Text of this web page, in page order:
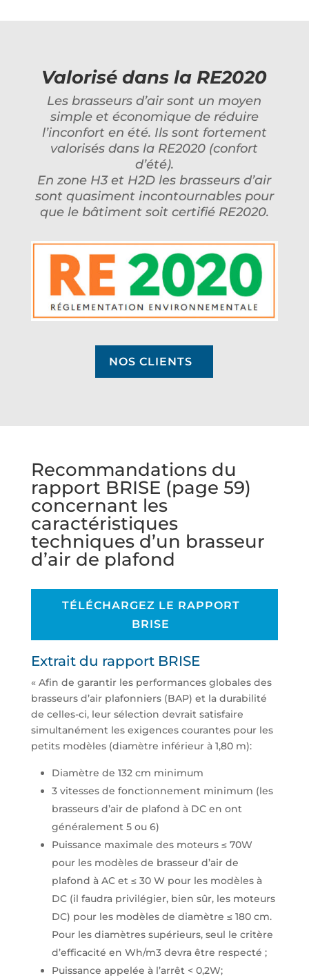
Valorisé dans la RE2020
Les brasseurs d’air sont un moyen
simple et économique de réduire
l’inconfort en été. Ils sont fortement
valorisés dans la RE2020 (confort
d’été).
En zone H3 et H2D les brasseurs d’air
sont quasiment incontournables pour
que le bâtiment soit certifié RE2020.
NOS CLIENTS
Recommandations du
rapport BRISE (page 59)
concernant les
caractéristiques
techniques d’un brasseur
d’air de plafond
TÉLÉCHARGEZ LE RAPPORT
BRISE
Extrait du rapport BRISE
« Afin de garantir les performances globales des
brasseurs d’air plafonniers (BAP) et la durabilité
de celles-ci, leur sélection devrait satisfaire
simultanément les exigences courantes pour les
petits modèles (diamètre inférieur à 1,80 m):
Diamètre de 132 cm minimum
3 vitesses de fonctionnement minimum (les
brasseurs d’air de plafond à DC en ont
généralement 5 ou 6)
Puissance maximale des moteurs ≤ 70W
pour les modèles de brasseur d’air de
plafond à AC et ≤ 30 W pour les modèles à
DC (il faudra privilégier, bien sûr, les moteurs
DC) pour les modèles de diamètre ≤ 180 cm.
Pour les diamètres supérieurs, seul le critère
d’efficacité en Wh/m3 devra être respecté ;
Puissance appelée à l’arrêt < 0,2W;